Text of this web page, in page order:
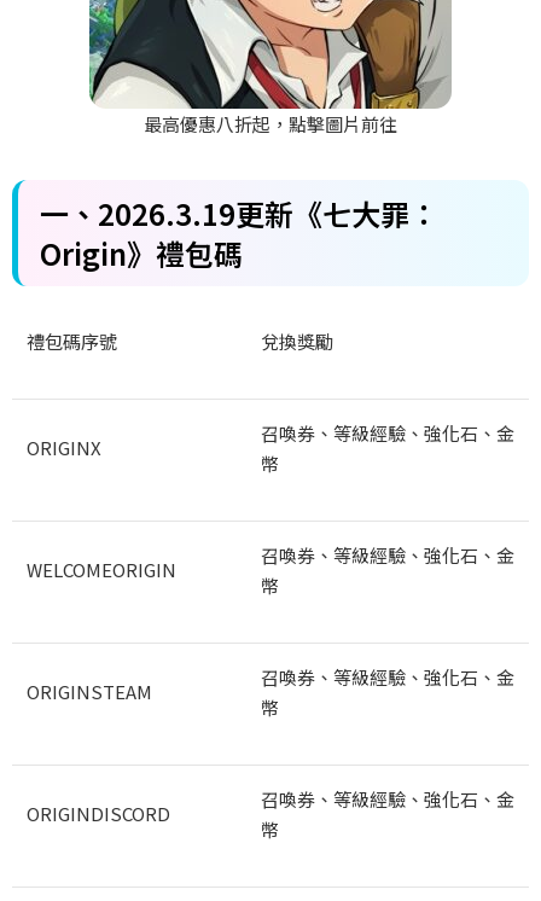
最高優惠八折起，點擊圖片前往
一、2026.3.19更新《七大罪：
Origin》禮包碼
禮包碼序號 兌換獎勵
ORIGINX
召喚券、等級經驗、強化石、金
幣
WELCOMEORIGIN
召喚券、等級經驗、強化石、金
幣
ORIGINSTEAM
召喚券、等級經驗、強化石、金
幣
ORIGINDISCORD
召喚券、等級經驗、強化石、金
幣